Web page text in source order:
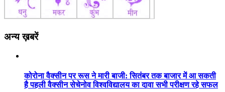
अन्य ख़बरें
कोरोना वैक्सीन पर रूस ने मारी बाजी: सितंबर तक बाजार में आ सकती
है पहली वैक्सीन सेचेनोव विश्वविद्यालय का दावा सभी परीक्षण रहे सफल